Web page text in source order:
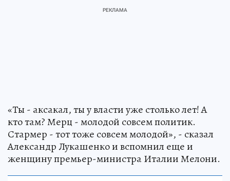
«Ты - аксакал, ты у власти уже столько лет! А
кто там? Мерц - молодой совсем политик.
Стармер - тот тоже совсем молодой», - сказал
Александр Лукашенко и вспомнил еще и
женщину премьер-министра Италии Мелони.